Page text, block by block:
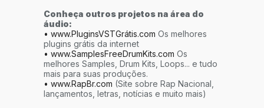
Conheça outros projetos na área do
áudio:
• www.PluginsVSTGrátis.com Os melhores
plugins grátis da internet
• www.SamplesFreeDrumKits.com Os
melhores Samples, Drum Kits, Loops... e tudo
mais para suas produções.
• www.RapBr.com (Site sobre Rap Nacional,
lançamentos, letras, notícias e muito mais)